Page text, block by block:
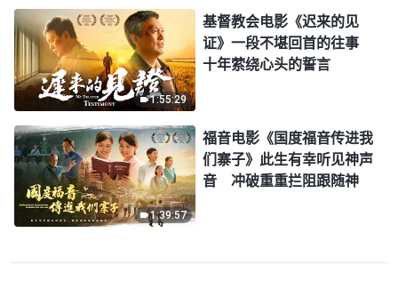
1:55:29
基督教会电影《迟来的见
证》一段不堪回首的往事
十年萦绕心头的誓言
1:39:57
福音电影《国度福音传进我
们寨子》此生有幸听见神声
音 冲破重重拦阻跟随神